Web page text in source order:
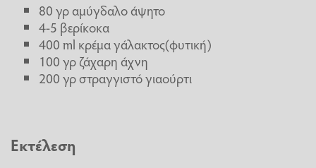
80 γρ αμύγδαλο άψητο
4-5 βερίκοκα
400 ml κρέμα γάλακτος(φυτική)
100 γρ ζάχαρη άχνη
200 γρ στραγγιστό γιαούρτι
Εκτέλεση